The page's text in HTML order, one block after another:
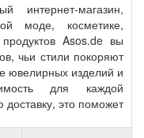
интернет-магазин,
моде, косметике,
Asos.de вы
чьи стили покоряют
ювелирных изделий и
для каждой
это поможет